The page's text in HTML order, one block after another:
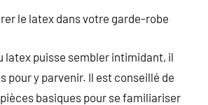
le latex dans votre garde-robe
latex puisse sembler intimidant, il
pour y parvenir. Il est conseillé de
basiques pour se familiariser